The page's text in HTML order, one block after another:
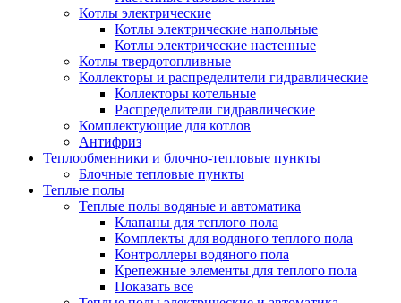
Котлы электрические
Котлы электрические напольные
Котлы электрические настенные
Котлы твердотопливные
Коллекторы и распределители гидравлические
Коллекторы котельные
Распределители гидравлические
Комплектующие для котлов
Антифриз
Теплообменники и блочно-тепловые пункты
Блочные тепловые пункты
Теплые полы
Теплые полы водяные и автоматика
Клапаны для теплого пола
Комплекты для водяного теплого пола
Контроллеры водяного пола
Крепежные элементы для теплого пола
Показать все